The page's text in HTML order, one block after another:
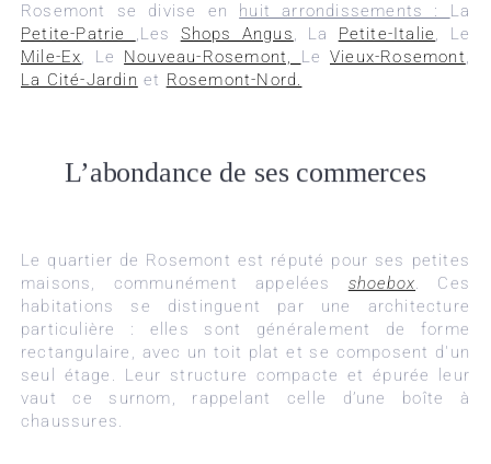
Rosemont se divise en huit arrondissements : La
Petite-Patrie ,Les Shops Angus, La Petite-Italie, Le
Mile-Ex, Le Nouveau-Rosemont, Le Vieux-Rosemont,
La Cité-Jardin et Rosemont-Nord.
L’abondance de ses commerces
Le quartier de Rosemont est réputé pour ses petites
maisons, communément appeléesshoebox. Ces
habitations se distinguent par une architecture
particulière : elles sont généralement de forme
rectangulaire, avec un toit plat et se composent d'un
seul étage. Leur structure compacte et épurée leur
vaut ce surnom, rappelant celle d’une boîte à
chaussures.